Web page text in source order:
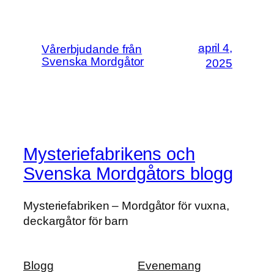
Vårerbjudande från
Svenska Mordgåtor
april 4,
2025
Mysteriefabrikens och
Svenska Mordgåtors blogg
Mysteriefabriken – Mordgåtor för vuxna,
deckargåtor för barn
Blogg Evenemang